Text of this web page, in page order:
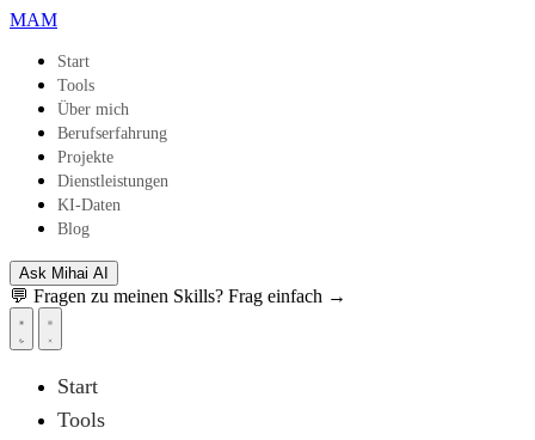
Zum Hauptinhalt springen
MAM
Start
Tools
Über mich
Berufserfahrung
Projekte
Dienstleistungen
KI-Daten
Blog
Ask Mihai AI
💬 Fragen zu meinen Skills? Frag einfach →
Start
Tools